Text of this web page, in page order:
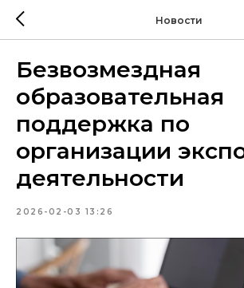
Новости
Безвозмездная
образовательная
поддержка по
организации
деятельности
2026-02-03 13:26